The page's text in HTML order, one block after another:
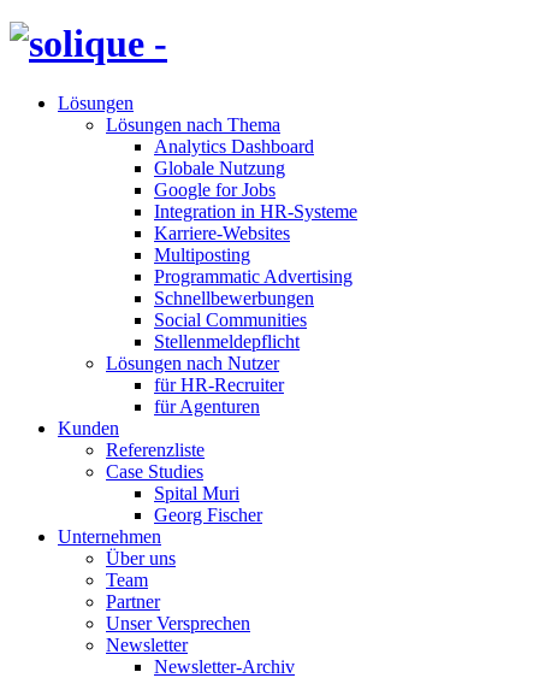
Lösungen
Lösungen nach Thema
Analytics Dashboard
Globale Nutzung
Google for Jobs
Integration in HR-Systeme
Karriere-Websites
Multiposting
Programmatic Advertising
Schnellbewerbungen
Social Communities
Stellenmeldepflicht
Lösungen nach Nutzer
für HR-Recruiter
für Agenturen
Kunden
Referenzliste
Case Studies
Spital Muri
Georg Fischer
Unternehmen
Über uns
Team
Partner
Unser Versprechen
Newsletter
Newsletter-Archiv